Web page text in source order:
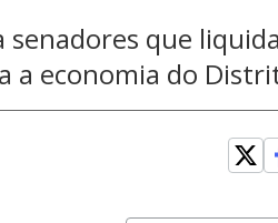
que
economia do